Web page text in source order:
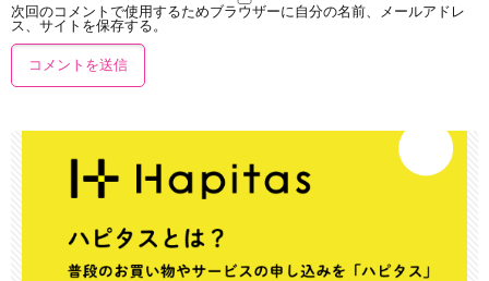
次回のコメントで使用するためブラウザーに自分の名前、メールアドレ
ス、サイトを保存する。